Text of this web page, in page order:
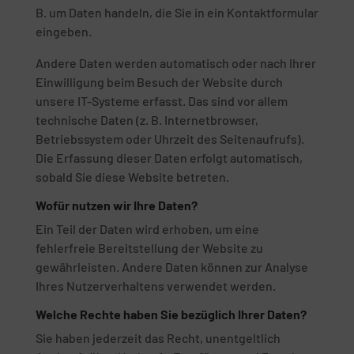
B. um Daten handeln, die Sie in ein Kontaktformular
eingeben.
Andere Daten werden automatisch oder nach Ihrer
Einwilligung beim Besuch der Website durch
unsere IT-Systeme erfasst. Das sind vor allem
technische Daten (z. B. Internetbrowser,
Betriebssystem oder Uhrzeit des Seitenaufrufs).
Die Erfassung dieser Daten erfolgt automatisch,
sobald Sie diese Website betreten.
Wofür nutzen wir Ihre Daten?
Ein Teil der Daten wird erhoben, um eine
fehlerfreie Bereitstellung der Website zu
gewährleisten. Andere Daten können zur Analyse
Ihres Nutzerverhaltens verwendet werden.
Welche Rechte haben Sie bezüglich Ihrer Daten?
Sie haben jederzeit das Recht, unentgeltlich